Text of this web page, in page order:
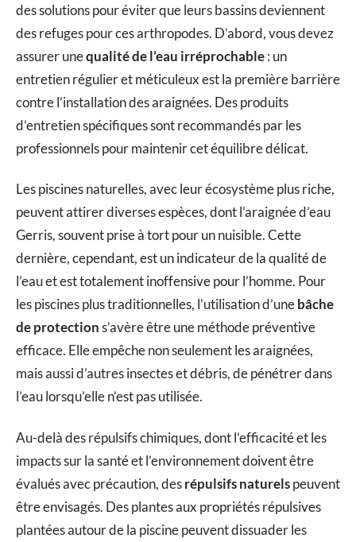
des solutions pour éviter que leurs bassins deviennent
des refuges pour ces arthropodes. D’abord, vous devez
assurer unequalité de l’eau irréprochable: un
entretien régulier et méticuleux est la première barrière
contre l’installation des araignées. Des produits
d’entretien spécifiques sont recommandés par les
professionnels pour maintenir cet équilibre délicat.
Les piscines naturelles, avec leur écosystème plus riche,
peuvent attirer diverses espèces, dont l’araignée d’eau
Gerris, souvent prise à tort pour un nuisible. Cette
dernière, cependant, est un indicateur de la qualité de
l’eau et est totalement inoffensive pour l’homme. Pour
les piscines plus traditionnelles, l’utilisation d’unebâche
de protections’avère être une méthode préventive
efficace. Elle empêche non seulement les araignées,
mais aussi d’autres insectes et débris, de pénétrer dans
l’eau lorsqu’elle n’est pas utilisée.
Au-delà des répulsifs chimiques, dont l’efficacité et les
impacts sur la santé et l’environnement doivent être
évalués avec précaution, desrépulsifs naturelspeuvent
être envisagés. Des plantes aux propriétés répulsives
plantées autour de la piscine peuvent dissuader les